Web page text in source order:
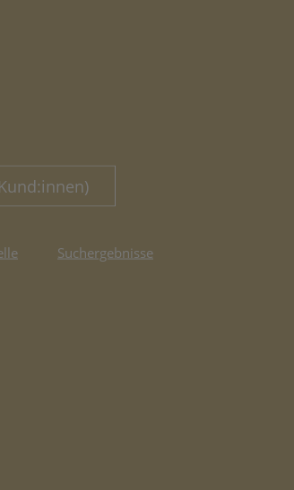
Suchergebnisse